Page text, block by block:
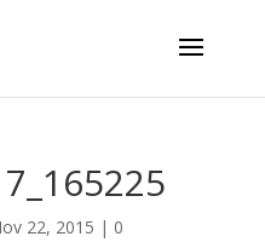
22, 2015 | 0